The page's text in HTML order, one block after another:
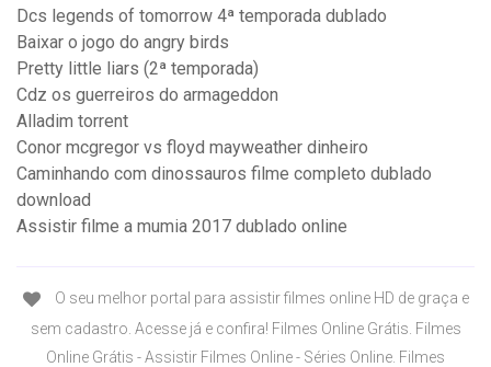
Dcs legends of tomorrow 4ª temporada dublado
Baixar o jogo do angry birds
Pretty little liars (2ª temporada)
Cdz os guerreiros do armageddon
Alladim torrent
Conor mcgregor vs floyd mayweather dinheiro
Caminhando com dinossauros filme completo dublado
download
Assistir filme a mumia 2017 dublado online
O seu melhor portal para assistir filmes online HD de graça e
sem cadastro. Acesse já e confira! Filmes Online Grátis. Filmes
Online Grátis - Assistir Filmes Online - Séries Online. Filmes